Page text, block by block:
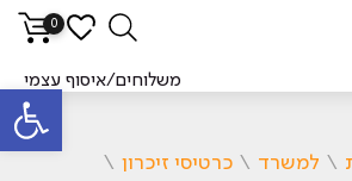
פתח
0
משלוחים/איסוף עצמי
\ למשרד \ כרטיסי זיכרון \